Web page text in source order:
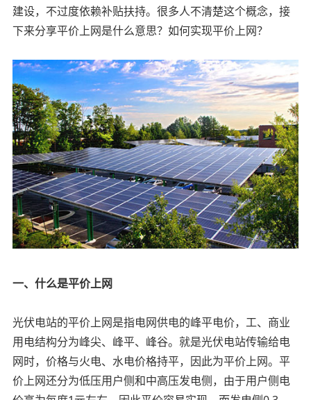
建设，不过度依赖补贴扶持。很多人不清楚这个概念，接
下来分享平价上网是什么意思？如何实现平价上网？
一、什么是平价上网
光伏电站的平价上网是指电网供电的峰平电价，工、商业
用电结构分为峰尖、峰平、峰谷。就是光伏电站传输给电
网时，价格与火电、水电价格持平，因此为平价上网。平
价上网还分为低压用户侧和中高压发电侧，由于用户侧电